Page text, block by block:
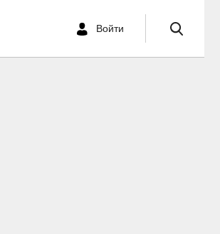
Войти